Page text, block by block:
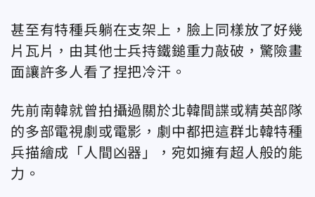
甚至有特種兵躺在支架上，臉上同樣放了好幾
片瓦片，由其他士兵持鐵鎚重力敲破，驚險畫
面讓許多人看了捏把冷汗。
先前南韓就曾拍攝過關於北韓間諜或精英部隊
的多部電視劇或電影，劇中都把這群北韓特種
兵描繪成「人間凶器」，宛如擁有超人般的能
力。